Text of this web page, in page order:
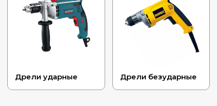
Дрели ударные Дрели безударные